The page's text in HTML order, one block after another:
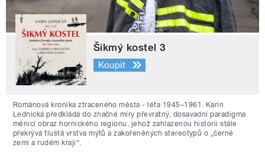
Šikmý kostel 3
Koupit
Románová kronika ztraceného města - léta 1945–1961. Karin
Lednická předkládá do značné míry převratný, dosavadní paradigma
měnící obraz hornického regionu, jehož zahlazenou historii stále
překrývá tlustá vrstva mýtů a zakořeněných stereotypů o „černé
zemi a rudém kraji“.